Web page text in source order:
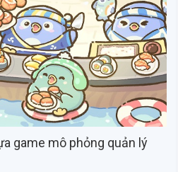
game mô phỏng quản lý